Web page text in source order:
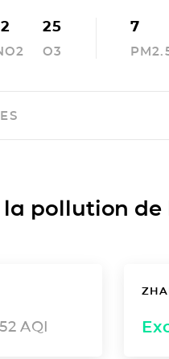
25
O3
7
la pollution de
52 AQI